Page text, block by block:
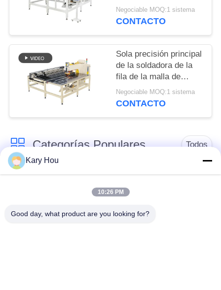
POLÍTICAS
PRIVACIDAD
velocidad XY de Mesh
Row Welding Machine
Negociable MOQ:1 sistema
CONTACTO
Sola precisión principal
de la soldadora de la
fila de la malla de
alambre de XY AXIS
alta precisión
Negociable MOQ:1 sistema
CONTACTO
Categorías Populares Todos
Máquina de la
Máquina de soldadura
de malla de alambre
soldadora del
soldadora del
Kary Hou
10:26 PM
Good day, what product are you looking for?